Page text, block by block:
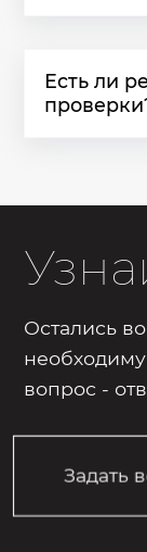
Есть ли
Остались
вопрос -
Задать